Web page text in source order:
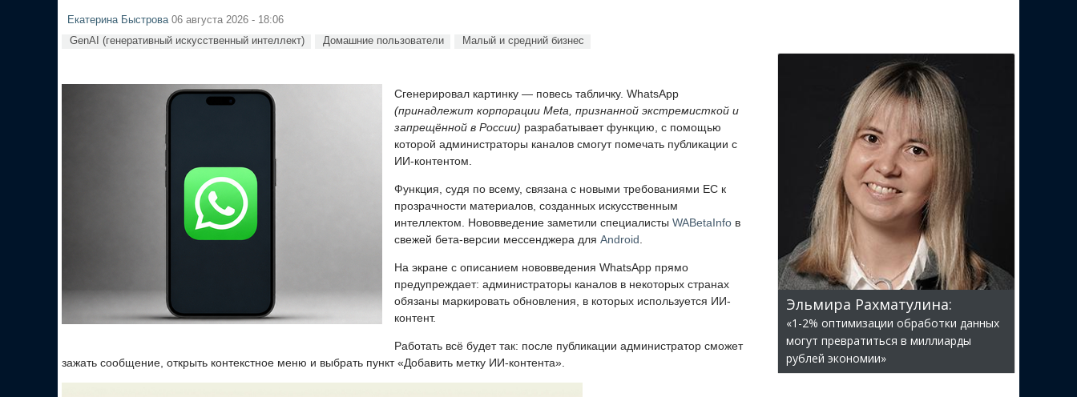
Екатерина Быстрова 06 августа 2026 - 18:06
GenAI (генеративный искусственный интеллект) Домашние пользователи Малый и средний бизнес
Сгенерировал картинку — повесь табличку. WhatsApp
(принадлежит корпорации Meta, признанной экстремисткой и
запрещённой в России) разрабатывает функцию, с помощью
которой администраторы каналов смогут помечать публикации с
ИИ-контентом.
Функция, судя по всему, связана с новыми требованиями ЕС к
прозрачности материалов, созданных искусственным
интеллектом. Нововведение заметили специалисты WABetaInfo в
свежей бета-версии мессенджера для Android
На экране с описанием нововведения WhatsApp прямо
предупреждает: администраторы каналов в некоторых странах
обязаны маркировать обновления, в которых используется ИИ-
контент.
Работать всё будет так: после публикации администратор сможет
зажать сообщение, открыть контекстное меню и выбрать пункт «Добавить метку ИИ-контента».
Эльмира Рахматулина:
«1-2% оптимизации обработки данных
могут превратиться в миллиарды
рублей экономии»